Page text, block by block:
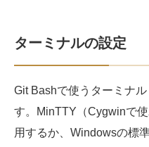
ターミナルの設定
Git Bashで使うターミナ
す。MinTTY（Cygwinで
用するか、Windowsの標